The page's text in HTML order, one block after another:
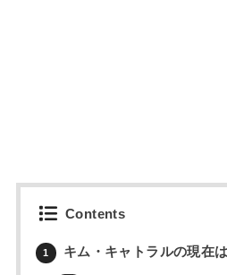
Contents
1 キム・キャトラルの現在